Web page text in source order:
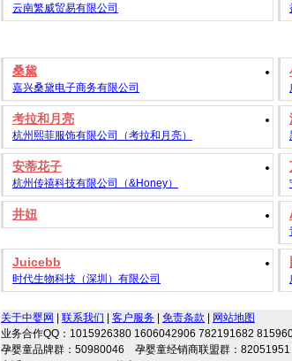
云南繁威贸易有限公司
桑黛
嘉兴桑黛电子商务有限公司
考拉和月亮
杭州熙菲服饰有限公司（考拉和月亮）
安蒂花子
杭州传禧科技有限公司（&Honey）
井妞
Juicebb
时代生物科技（深圳）有限公司
关于中婴网 联系我们 客户服务 免责条款
网站地图
业务合作QQ：1015926380 1606042906 782191682
孕婴童品牌群：50980046 孕婴童经销商联盟群：